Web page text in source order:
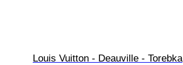
Louis Vuitton - Deauville - Torebka